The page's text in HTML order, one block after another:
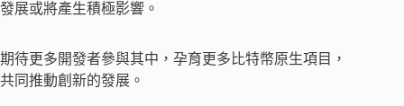
發展或將產生積極影響。
期待更多開發者參與其中，孕育更多比特幣原生項目，
共同推動創新的發展。